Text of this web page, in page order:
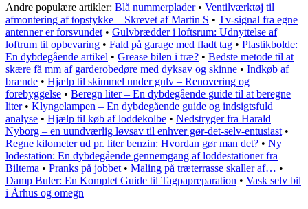
Andre populære artikler: Blå nummerplader• Ventilværktøj til
afmontering af topstykke – Skrevet af Martin S • Tv-signal fra egne
antenner er forsvundet • Gulvbrædder i loftsrum: Udnyttelse af
loftrum til opbevaring • Fald på garage med fladt tag • Plastikbolde:
En dybdegående artikel • Grease bilen i træ? • Bedste metode til at
skære få mm af garderobedøre med dyksav og skinne • Indkøb af
brænde • Hjælp til skimmel under gulv – Renovering og
forebyggelse • Beregn liter – En dybdegående guide til at beregne
liter• Klyngelampen – En dybdegående guide og indsigtsfuld
analyse • Hjælp til køb af loddekolbe • Nedstryger fra Harald
Nyborg – en uundværlig løvsav til enhver gør-det-selv-entusiast •
Regne kilometer ud pr. liter benzin: Hvordan gør man det? • Ny
lodestation: En dybdegående gennemgang af loddestationer fra
Biltema • Pranks på jobbet • Maling på træterrasse skaller af… •
Damp Buler: En Komplet Guide til Tagpapreparation • Vask selv bil
i Århus og omegn